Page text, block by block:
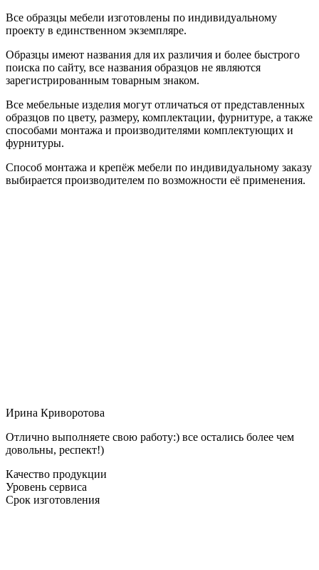
Все образцы мебели изготовлены по индивидуальному
проекту в единственном экземпляре.
Образцы имеют названия для их различия и более быстрого
поиска по сайту, все названия образцов не являются
зарегистрированным товарным знаком.
Все мебельные изделия могут отличаться от представленных
образцов по цвету, размеру, комплектации, фурнитуре, а также
способами монтажа и производителями комплектующих и
фурнитуры.
Способ монтажа и крепёж мебели по индивидуальному заказу
выбирается производителем по возможности её применения.
Ирина Криворотова
Отлично выполняете свою работу:) все остались более чем
довольны, респект!)
Качество продукции
Уровень сервиса
Срок изготовления